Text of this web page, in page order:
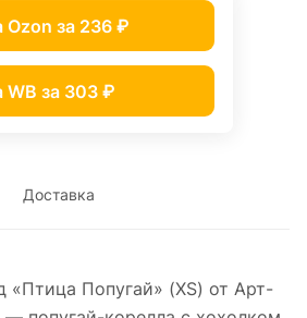
Ozon за 236 ₽
WB за 303 ₽
Доставка
Попугай» (XS) от Арт-